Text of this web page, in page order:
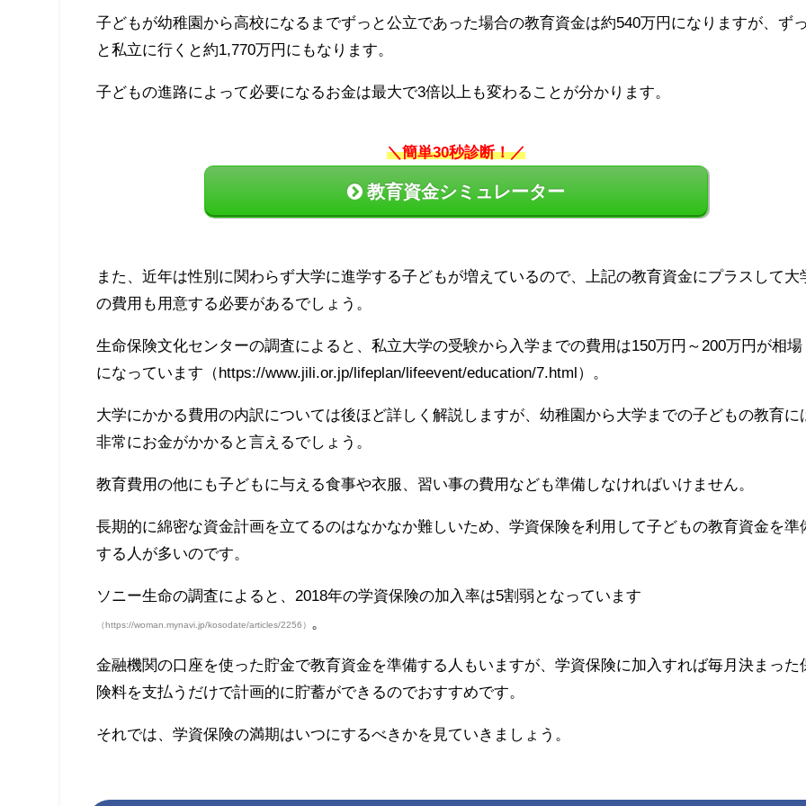
子どもが幼稚園から高校になるまでずっと公立であった場合の教育資金は約540万円になりますが、ず
と私立に行くと約1,770万円にもなります。
子どもの進路によって必要になるお金は最大で3倍以上も変わることが分かります。
＼簡単30秒診断！／
教育資金シミュレーター
また、近年は性別に関わらず大学に進学する子どもが増えているので、上記の教育資金にプラスして大
の費用も用意する必要があるでしょう。
生命保険文化センターの調査によると、私立大学の受験から入学までの費用は150万円～200万円が相場
になっています（https://www.jili.or.jp/lifeplan/lifeevent/education/7.html）。
大学にかかる費用の内訳については後ほど詳しく解説しますが、幼稚園から大学までの子どもの教育に
非常にお金がかかると言えるでしょう。
教育費用の他にも子どもに与える食事や衣服、習い事の費用なども準備しなければいけません。
長期的に綿密な資金計画を立てるのはなかなか難しいため、学資保険を利用して子どもの教育資金を準
する人が多いのです。
ソニー生命の調査によると、2018年の学資保険の加入率は5割弱となっています
（https://woman.mynavi.jp/kosodate/articles/2256） 。
金融機関の口座を使った貯金で教育資金を準備する人もいますが、学資保険に加入すれば毎月決まった
険料を支払うだけで計画的に貯蓄ができるのでおすすめです。
それでは、学資保険の満期はいつにするべきかを見ていきましょう。